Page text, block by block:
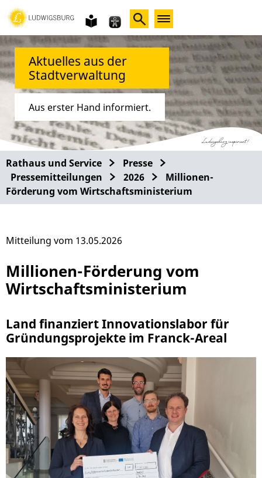
Gebärdensprache
leichte
Sprache
Aktuelles aus der
Stadtverwaltung
Aus erster Hand informiert.
Rathaus und Service
Presse
Pressemitteilungen
2026
Millionen-
Förderung vom Wirtschaftsministerium
Millionen-Förderung vom
Wirtschaftsministerium
Land finanziert Innovationslabor für
Gründungsprojekte im Franck-Areal
Mitteilung vom 13.05.2026